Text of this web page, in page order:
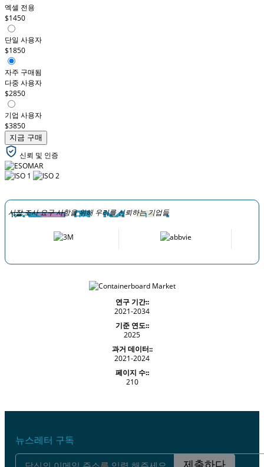
엑셀 전용
$1450
단일 사용자
$1850
자주 구매됨
다중 사용자
$2850
기업 사용자
$3850
지금 구매
신뢰 및 인증
시장 조사 요구 사항을 위해 우리를 신뢰하는 기업들
연구 기간::
2021-2034
기준 연도::
2025
과거 데이터::
2021-2024
페이지 수::
210
뉴스레터 구독
제출하다